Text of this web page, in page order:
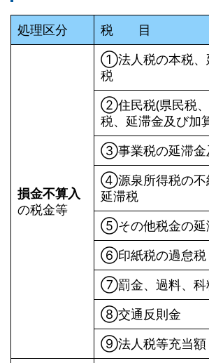
処理区分 税 目
損金不算入
の税金等
①法人税の本税、
税
➁住民税(県民税
税、延滞金及び加
➂事業税の延滞金
➃源泉所得税の不
延滞税
⑤その他税金の延
⑥印紙税の過怠税
⑦罰金、過料、科
⑧交通反則金
➈法人税等充当額